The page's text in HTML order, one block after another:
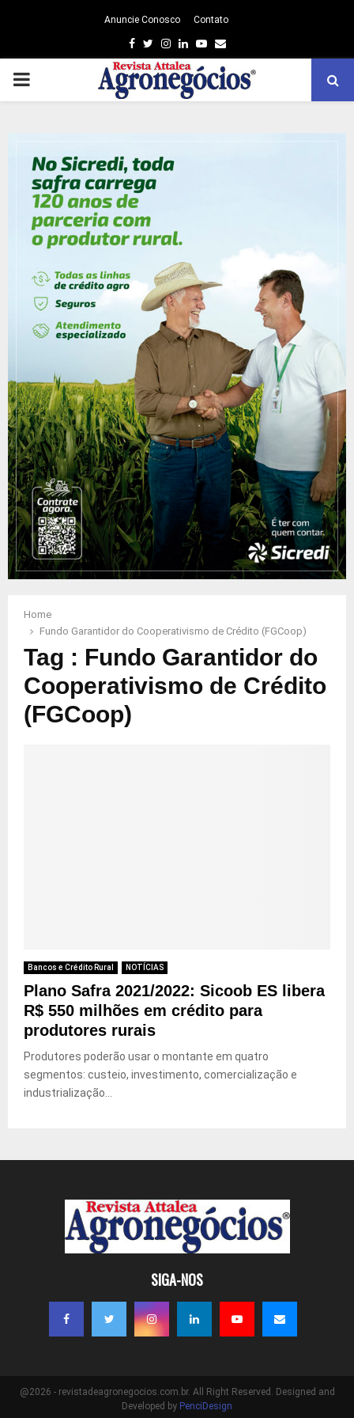
Anuncie Conosco Contato
Facebook
TwitterInstagram
LinkedinYoutube
Email
PRIMARY
Home
Fundo Garantidor do Cooperativismo de Crédito (FGCoop)
Tag : Fundo Garantidor do
Cooperativismo de Crédito
(FGCoop)
Bancos e Crédito Rural NOTÍCIAS
Plano Safra 2021/2022: Sicoob ES libera
R$ 550 milhões em crédito para
produtores rurais
Produtores poderão usar o montante em quatro
segmentos: custeio, investimento, comercialização e
industrialização...
SIGA-NOS
@2026 - revistadeagronegocios.com.br. All Right Reserved. Designed and
Developed by PenciDesign